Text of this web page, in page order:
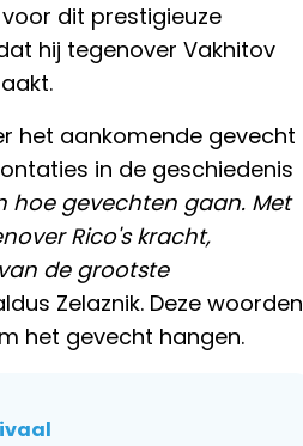
dit prestigieuze
hij tegenover Vakhitov
het aankomende gevecht
in de geschiedenis
hoe gevechten gaan. Met
Rico's kracht,
de grootste
Zelaznik. Deze woorden
het gevecht hangen.